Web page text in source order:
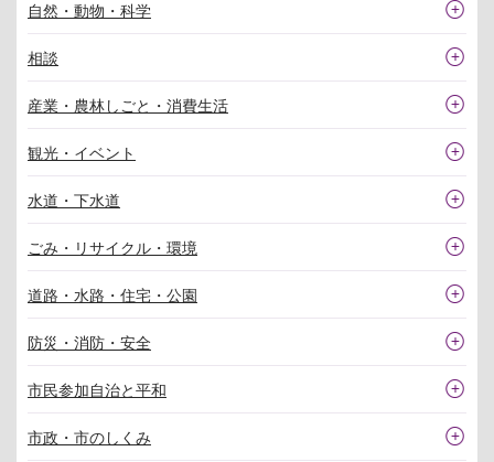
自然・動物・科学
相談
産業・農林しごと・消費生活
観光・イベント
水道・下水道
ごみ・リサイクル・環境
道路・水路・住宅・公園
防災・消防・安全
市民参加自治と平和
市政・市のしくみ